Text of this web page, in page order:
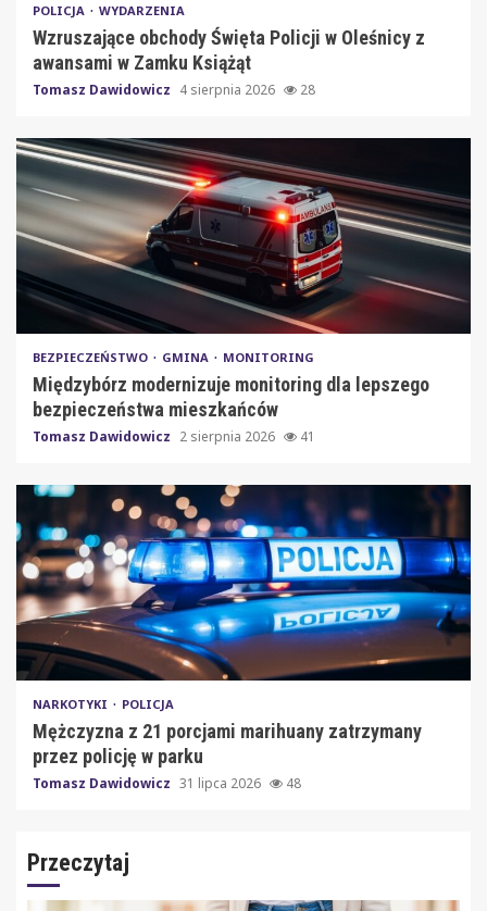
POLICJA WYDARZENIA
Wzruszające obchody Święta Policji w Oleśnicy z
awansami w Zamku Książąt
Tomasz Dawidowicz 4 sierpnia 2026 28
BEZPIECZEŃSTWO GMINA MONITORING
Międzybórz modernizuje monitoring dla lepszego
bezpieczeństwa mieszkańców
Tomasz Dawidowicz 2 sierpnia 2026 41
NARKOTYKI POLICJA
Mężczyzna z 21 porcjami marihuany zatrzymany
przez policję w parku
Tomasz Dawidowicz 31 lipca 2026 48
Przeczytaj